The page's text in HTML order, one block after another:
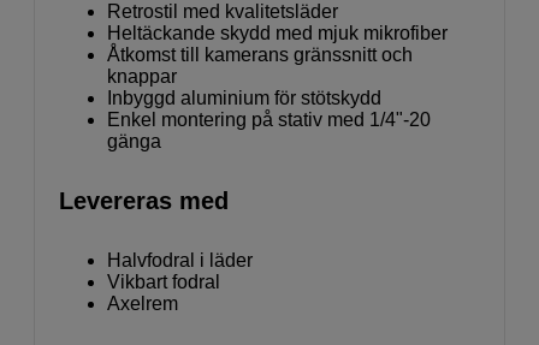
Retrostil med kvalitetsläder
Heltäckande skydd med mjuk mikrofiber
Åtkomst till kamerans gränssnitt och
knappar
Inbyggd aluminium för stötskydd
Enkel montering på stativ med 1/4"-20
gänga
Levereras med
Halvfodral i läder
Vikbart fodral
Axelrem